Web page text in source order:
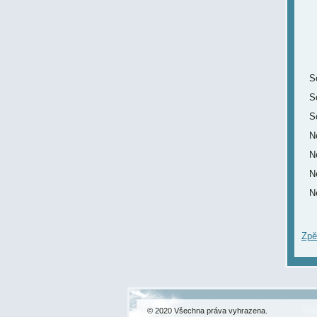
© 2020 Všechna práva vyhrazena.